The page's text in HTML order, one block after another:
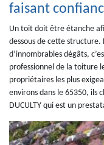
faisant
Un toit doit être étanche
dessous de cette structure.
d’innombrables dégâts,
professionnel de la toiture
propriétaires les plus
environs dans le 65350, ils
DUCULTY qui est un